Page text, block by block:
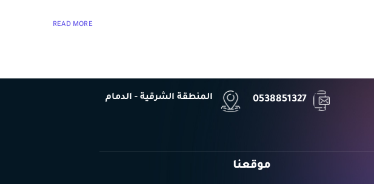
READ MORE
0538851327 المنطقة الشرقية - الدمام
موقعنا